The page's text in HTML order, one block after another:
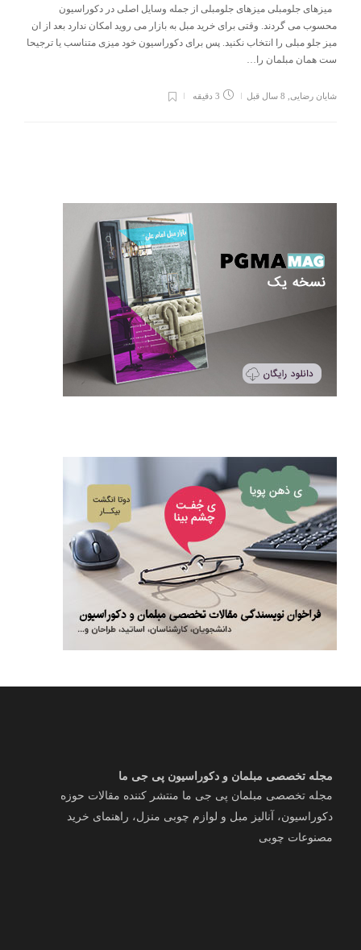
میزهای جلومبلی میزهای جلومبلی از جمله وسایل اصلی در دکوراسیون
محسوب می گردند. وقتی برای خرید مبل به بازار می روید امکان ندارد بعد از ان
میز جلو مبلی را انتخاب نکنید. پس برای دکوراسیون خود میزی متناسب یا ترجیحا
ست همان مبلمان را…
شایان رضایی 8 سال قبل 3 دقیقه
مجله تخصصی مبلمان و دکوراسیون پی جی ما
مجله تخصصی مبلمان پی جی ما منتشر کننده مقالات حوزه
دکوراسیون، آنالیز مبل و لوازم چوبی منزل، راهنمای خرید
مصنوعات چوبی